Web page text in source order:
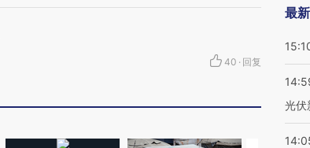
40 · 回复
最
光伏